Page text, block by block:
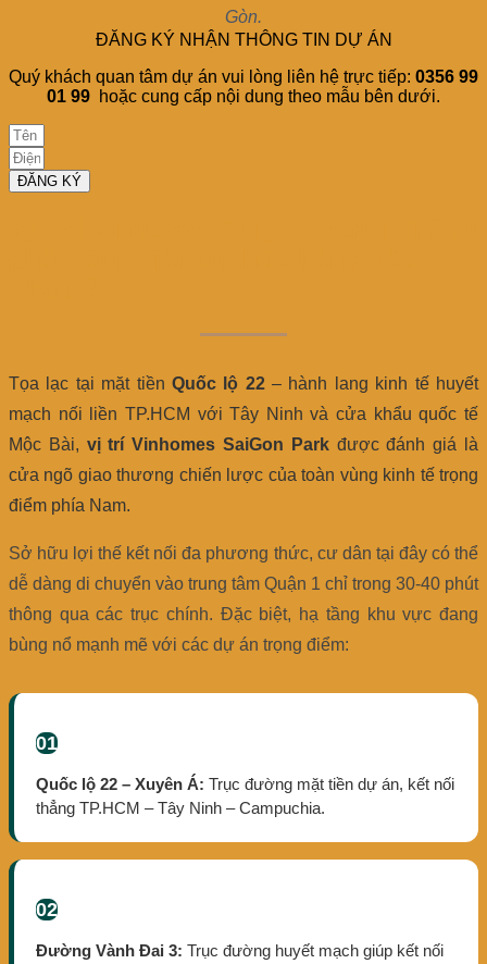
Gòn.
ĐĂNG KÝ NHẬN THÔNG TIN DỰ ÁN
Quý khách quan tâm dự án vui lòng liên hệ trực tiếp: 0356 99
01 99 hoặc cung cấp nội dung theo mẫu bên dưới.
ĐĂNG KÝ
Tọa lạc tại mặt tiền Quốc lộ 22– hành lang kinh tế huyết
mạch nối liền TP.HCM với Tây Ninh và cửa khẩu quốc tế
Mộc Bài, vị trí Vinhomes SaiGon Parkđược đánh giá là
cửa ngõ giao thương chiến lược của toàn vùng kinh tế trọng
điểm phía Nam.
Sở hữu lợi thế kết nối đa phương thức, cư dân tại đây có thể
dễ dàng di chuyển vào trung tâm Quận 1 chỉ trong 30-40 phút
thông qua các trục chính. Đặc biệt, hạ tầng khu vực đang
bùng nổ mạnh mẽ với các dự án trọng điểm:
01
Quốc lộ 22 – Xuyên Á: Trục đường mặt tiền dự án, kết nối
thẳng TP.HCM – Tây Ninh – Campuchia.
02
Đường Vành Đai 3: Trục đường huyết mạch giúp kết nối